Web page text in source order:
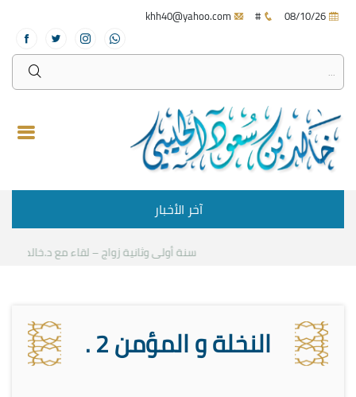
#
آخر الأخبار
سنة أولى وثانية زواج – لقاء مع د.خالد الحليبي
النخلة و المؤمن 2 .